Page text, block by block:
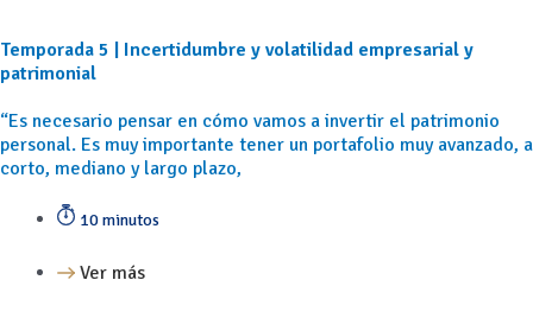
Temporada 5 | Incertidumbre y volatilidad empresarial y
patrimonial
“Es necesario pensar en cómo vamos a invertir el patrimonio
personal. Es muy importante tener un portafolio muy avanzado, a
corto, mediano y largo plazo,
10 minutos
Ver más